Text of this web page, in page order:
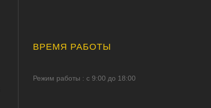
ВРЕМЯ РАБОТЫ
Режим работы : с 9:00 до 18:00